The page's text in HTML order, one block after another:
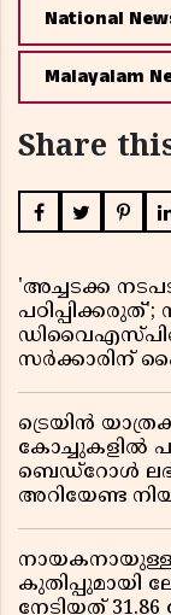
National
Malayalam
Share
'അച്ചടക്ക
സർക്കാരിന്
ട്രെയിൻ
കോച്ചുകളിൽ
ബെഡ്റോൾ
അറിയേണ്ട
നായകനായുള്ള
കുതിപ്പുമായി
നേടിയത്